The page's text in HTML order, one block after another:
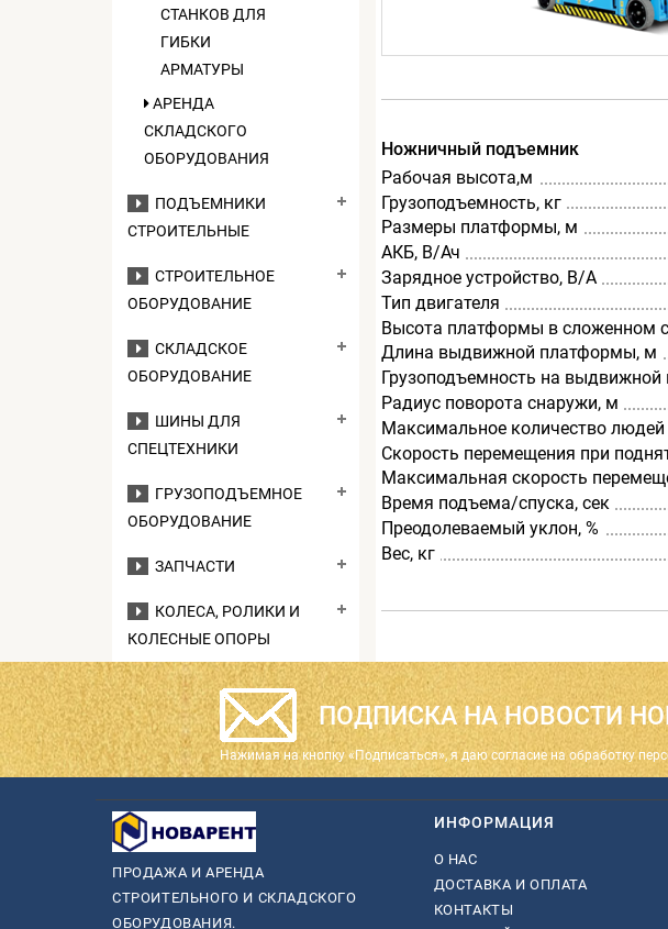
СТАНКОВ ДЛЯ
ГИБКИ
АРМАТУРЫ
АРЕНДА
СКЛАДСКОГО
ОБОРУДОВАНИЯ
ПОДЪЕМНИКИ
СТРОИТЕЛЬНЫЕ
СТРОИТЕЛЬНОЕ
ОБОРУДОВАНИЕ
СКЛАДСКОЕ
ОБОРУДОВАНИЕ
ШИНЫ ДЛЯ
СПЕЦТЕХНИКИ
ГРУЗОПОДЪЕМНОЕ
ОБОРУДОВАНИЕ
ЗАПЧАСТИ
КОЛЕСА, РОЛИКИ И
КОЛЕСНЫЕ ОПОРЫ
Ножничный подъемник
Рабочая высота,м
Грузоподъемность, кг
Размеры платформы, м
АКБ, В/Ач
Зарядное устройство, В/А
Тип двигателя
Высота платформы в сложенном
Длина выдвижной платформы, м
Грузоподъемность на выдвижной
Радиус поворота снаружи, м
Максимальное количество
Скорость перемещения при
Максимальная скорость
Время подъема/спуска, сек
Преодолеваемый уклон, %
Вес, кг
ПОДПИСКА НА НОВОСТИ
Нажимая на кнопку «Подписаться», я даю cогласие на обработку
ПРОДАЖА И АРЕНДА
СТРОИТЕЛЬНОГО И СКЛАДСКОГО
ОБОРУДОВАНИЯ.
ИНФОРМАЦИЯ
О НАС
ДОСТАВКА И ОПЛАТА
КОНТАКТЫ